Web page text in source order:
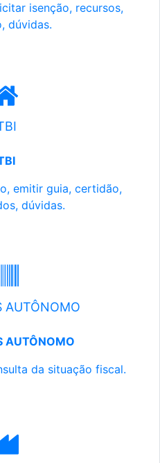
isenção, recursos,
dúvidas.
emitir guia, certidão,
dúvidas.
AUTÔNOMO
AUTÔNOMO
da situação fiscal.